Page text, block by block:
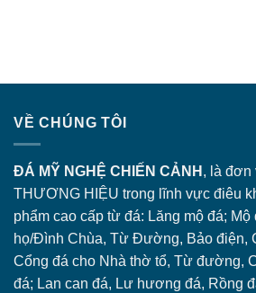
VỀ CHÚNG TÔI
ĐÁ MỸ NGHỆ CHIẾN CẢNH , là đơn
THƯƠNG HIỆU trong lĩnh vực điêu
phẩm cao cấp từ đá: Lăng mộ đá; Mộ
họ/Đình Chùa, Từ Đường, Bảo điện,
Cổng đá cho Nhà thờ tổ, Từ đường,
đá; Lan can đá, Lư hương đá, Rồng